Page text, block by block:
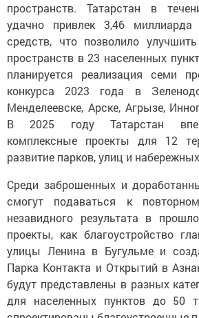
пространств. Татарстан в
удачно привлек 3,46 миллиарда
средств, что позволило
пространств в 23 населенных
планируется реализация семи
конкурса 2023 года в
Менделеевске, Арске, Агрызе,
В 2025 году Татарстан
комплексные проекты для 12
развитие парков, улиц и
Среди заброшенных и
смогут подаваться к
незавидного результата в
проекты, как благоустройство
улицы Ленина в Бугульме и
Парка Контакта и Открытий в
будут представлены в разных
для населенных пунктов до 50